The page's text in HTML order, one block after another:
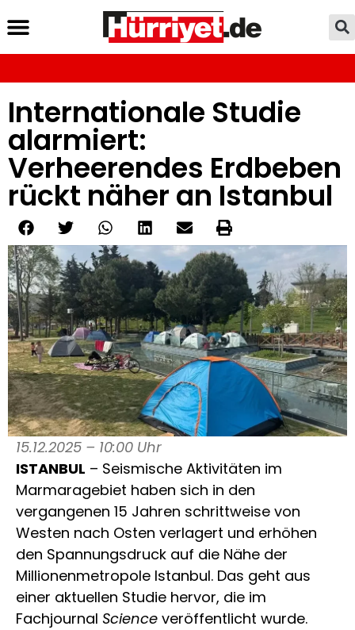
Internationale Studie
alarmiert:
Verheerendes Erdbeben
rückt näher an Istanbul
15.12.2025 – 10:00 Uhr
ISTANBUL – Seismische Aktivitäten im
Marmaragebiet haben sich in den
vergangenen 15 Jahren schrittweise von
Westen nach Osten verlagert und erhöhen
den Spannungsdruck auf die Nähe der
Millionenmetropole Istanbul. Das geht aus
einer aktuellen Studie hervor, die im
Fachjournal Science veröffentlicht wurde.